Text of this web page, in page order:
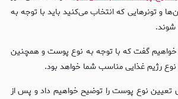
و تونرهایی که انتخاب می‌کنید باید با توجه به
گفت که با توجه به نوع پوست و همچنین
رژیم غذایی مناسب شما خواهد بود.
تعیین نوع پوست را توضیح خواهیم داد و پس از